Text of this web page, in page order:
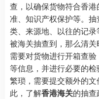
查，以确保货物符合香
准、知识产权保护等。
类、来源地、以往的记
被海关抽查到，那么清
需要对货物进行开箱查
等信息，并进行必要的
繁琐，需要提交额外的
此，了解香港海关的抽